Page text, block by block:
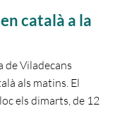
català a la
de Viladecans
als matins. El
els dimarts, de 12